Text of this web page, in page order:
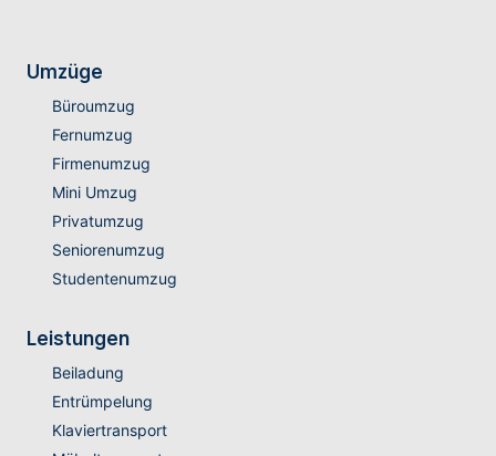
Umzüge
Büroumzug
Fernumzug
Firmenumzug
Mini Umzug
Privatumzug
Seniorenumzug
Studentenumzug
Leistungen
Beiladung
Entrümpelung
Klaviertransport